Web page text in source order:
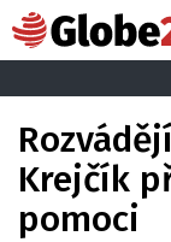
Krejčík
pomoci